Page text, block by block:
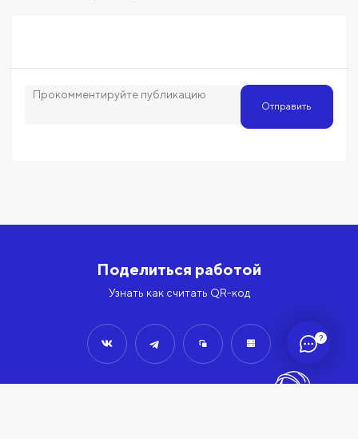
?
Отправить
Поделиться работой
Узнать как считать QR-код